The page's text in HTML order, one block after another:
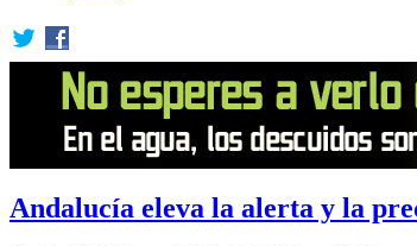
Andalucía eleva la alerta y la